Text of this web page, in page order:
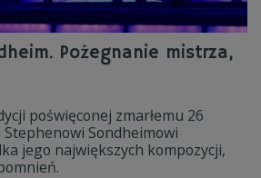
Pożegnanie mistrza,
poświęconej zmarłemu 26
Sondheimowi
jego największych kompozycji,